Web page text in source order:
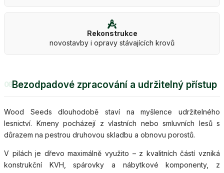
Rekonstrukce
novostavby i opravy stávajících krovů
06Bezodpadové zpracování a udržitelný přístup
Wood Seeds dlouhodobě staví na myšlence udržitelného
lesnictví. Kmeny pocházejí z vlastních nebo smluvních lesů s
důrazem na pestrou druhovou skladbu a obnovu porostů.
V pilách je dřevo maximálně využito – z kvalitních částí vzniká
konstrukční KVH, spárovky a nábytkové komponenty, z